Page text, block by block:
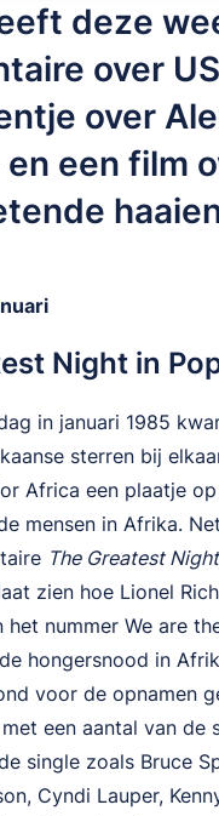
deze
over
over
een film
Night in
in januari 1985
sterren bij
Africa een plaatje
mensen in Afrika.
The Greatest
zien hoe Lionel
het nummer We are
hongersnood in
voor de opnamen
een aantal van de
single zoals Bruce
Cyndi Lauper,